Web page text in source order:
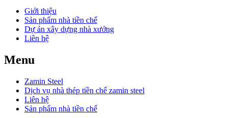
Giới thiệu
Sản phẩm nhà tiền chế
Dự án xây dựng nhà xưởng
Liên hệ
Menu
Zamin Steel
Dịch vụ nhà thép tiền chế zamin steel
Liên hệ
Sản phẩm nhà tiền chế